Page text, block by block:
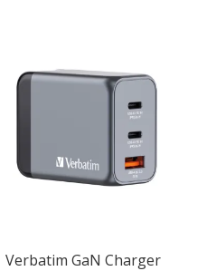
Verbatim GaN Charger